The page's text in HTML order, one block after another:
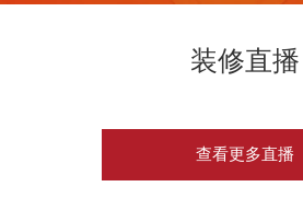
装修直播
查看更多直播